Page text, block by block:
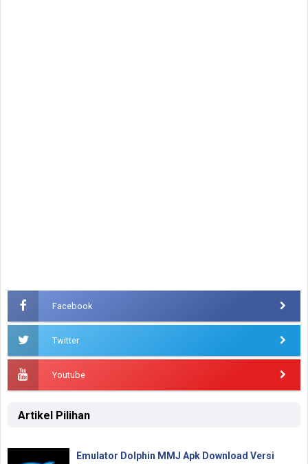
Facebook
Twitter
Youtube
Artikel Pilihan
Emulator Dolphin MMJ Apk Download Versi